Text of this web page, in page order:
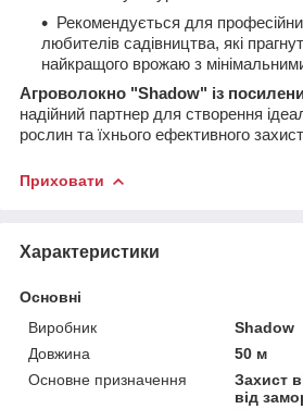
Рекомендується для
любителів садівництва, які
найкращого врожаю з
Агроволокно "Shadow" із
надійний партнер для створення
рослин та їхнього ефективного
Приховати
Характеристики
Основні
Виробник
Shadow
Довжина
50 м
Основне призначення
Захист
від